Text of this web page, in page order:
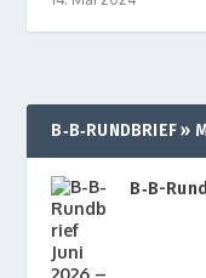
B‑B‑RUNDBRIEF »
B‑B-